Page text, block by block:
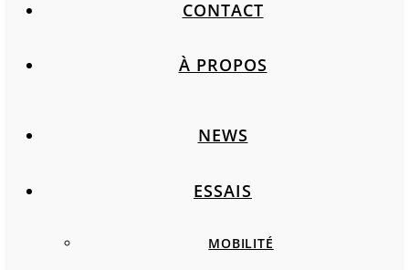
CONTACT
À PROPOS
NEWS
ESSAIS
MOBILITÉ